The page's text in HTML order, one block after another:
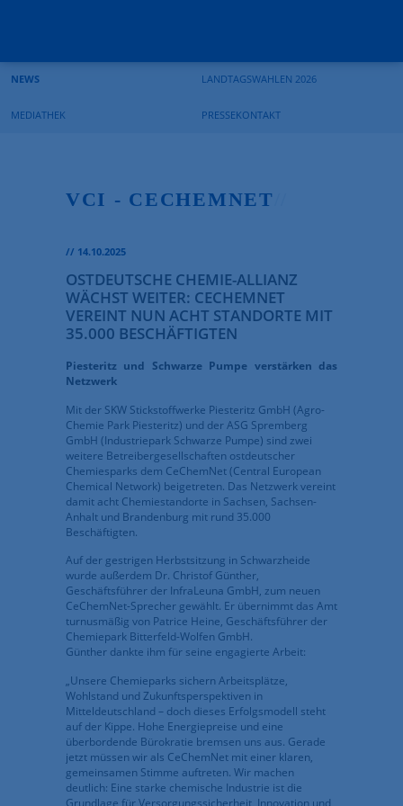
überspringen
Navigation
überspringen
NEWS LANDTAGSWAHLEN 2026
MEDIATHEK PRESSEKONTAKT
VCI - CECHEMNET
// 14.10.2025
OSTDEUTSCHE CHEMIE-ALLIANZ
WÄCHST WEITER: CECHEMNET
VEREINT NUN ACHT STANDORTE MIT
35.000 BESCHÄFTIGTEN
Piesteritz und Schwarze Pumpe verstärken das
Netzwerk
Mit der SKW Stickstoffwerke Piesteritz GmbH (Agro-
Chemie Park Piesteritz) und der ASG Spremberg
GmbH (Industriepark Schwarze Pumpe) sind zwei
weitere Betreibergesellschaften ostdeutscher
Chemiesparks dem CeChemNet (Central European
Chemical Network) beigetreten. Das Netzwerk vereint
damit acht Chemiestandorte in Sachsen, Sachsen-
Anhalt und Brandenburg mit rund 35.000
Beschäftigten.
Auf der gestrigen Herbstsitzung in Schwarzheide
wurde außerdem Dr. Christof Günther,
Geschäftsführer der InfraLeuna GmbH, zum neuen
CeChemNet-Sprecher gewählt. Er übernimmt das Amt
turnusmäßig von Patrice Heine, Geschäftsführer der
Chemiepark Bitterfeld-Wolfen GmbH.
Günther dankte ihm für seine engagierte Arbeit:
„Unsere Chemieparks sichern Arbeitsplätze,
Wohlstand und Zukunftsperspektiven in
Mitteldeutschland – doch dieses Erfolgsmodell steht
auf der Kippe. Hohe Energiepreise und eine
überbordende Bürokratie bremsen uns aus. Gerade
jetzt müssen wir als CeChemNet mit einer klaren,
gemeinsamen Stimme auftreten. Wir machen
deutlich: Eine starke chemische Industrie ist die
Grundlage für Versorgungssicherheit, Innovation und